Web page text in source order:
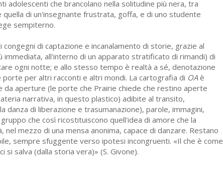
adolescenti che brancolano nella solitudine più nera, tra
di un'insegnante frustrata, goffa, e di uno studente
sempiterno.
di captazione e incanalamento di storie, grazie al
immediata, all'interno di un apparato stratificato di rimandi) di
ogni notte; e allo stesso tempo è realtà a sé, denotazione
per altri racconti e altri mondi. La cartografia di OAè
da aperture (le porte che Prairie chiede che restino aperte
narrativa, in questo plastico) adibite al transito,
danza di liberazione e trasumanazione), parole, immagini,
che così ricostituiscono quell'idea di amore che la
mezzo di una mensa anonima, capace di danzare. Restano
sempre sfuggente verso ipotesi incongruenti. «Il che è come
salva (dalla storia vera)» (S. Givone).